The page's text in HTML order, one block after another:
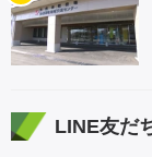
LINE友だ